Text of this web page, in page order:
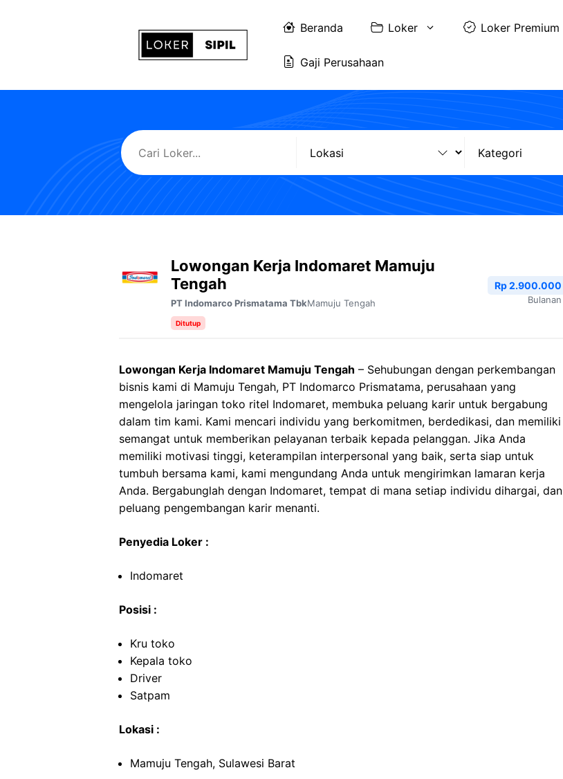
Beranda Loker Loker Premium
Gaji Perusahaan
Lowongan Kerja Indomaret Mamuju
Tengah
PT Indomarco Prismatama TbkMamuju Tengah
Ditutup
Rp 2.900.000
Bulanan
Lowongan Kerja Indomaret Mamuju Tengah – Sehubungan dengan perkembangan
bisnis kami di Mamuju Tengah, PT Indomarco Prismatama, perusahaan yang
mengelola jaringan toko ritel Indomaret, membuka peluang karir untuk bergabung
dalam tim kami. Kami mencari individu yang berkomitmen, berdedikasi, dan memiliki
semangat untuk memberikan pelayanan terbaik kepada pelanggan. Jika Anda
memiliki motivasi tinggi, keterampilan interpersonal yang baik, serta siap untuk
tumbuh bersama kami, kami mengundang Anda untuk mengirimkan lamaran kerja
Anda. Bergabunglah dengan Indomaret, tempat di mana setiap individu dihargai, dan
peluang pengembangan karir menanti.
Penyedia Loker :
Indomaret
Posisi :
Kru toko
Kepala toko
Driver
Satpam
Lokasi :
Mamuju Tengah, Sulawesi Barat